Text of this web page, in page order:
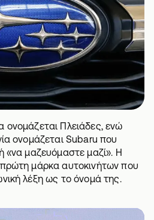
Πλειάδες, ενώ
ονομάζεται Subaru που
«να μαζευόμαστε μαζί». Η
μάρκα αυτοκινήτων που
λέξη ως το όνομά της.